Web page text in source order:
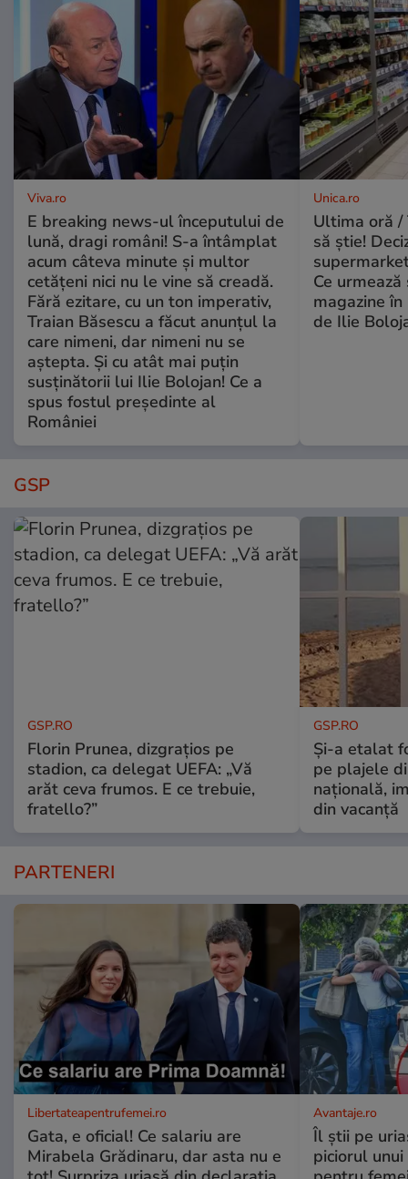
Viva.ro
E breaking news-ul începutului de
lună, dragi români! S-a întâmplat
acum câteva minute și multor
cetățeni nici nu le vine să creadă.
Fără ezitare, cu un ton imperativ,
Traian Băsescu a făcut anunțul la
care nimeni, dar nimeni nu se
aștepta. Și cu atât mai puțin
susținătorii lui Ilie Bolojan! Ce a
spus fostul președinte al
României
Unica.ro
Ultima oră /
să știe!
Ce
magazine
de Ilie
GSP
GSP.RO
Florin Prunea, dizgrațios pe
stadion, ca delegat UEFA: „Vă
arăt ceva frumos. E ce trebuie,
fratello?”
GSP.RO
Și-a etalat
pe plajele
națională,
din vacanță
PARTENERI
Libertateapentrufemei.ro
Gata, e oficial! Ce salariu are
Mirabela Grădinaru, dar asta nu e
Avantaje.ro
Îl știi pe
piciorul